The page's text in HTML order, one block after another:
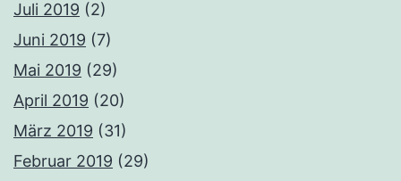
Juli 2019 (2)
Juni 2019 (7)
Mai 2019 (29)
April 2019 (20)
März 2019 (31)
Februar 2019 (29)